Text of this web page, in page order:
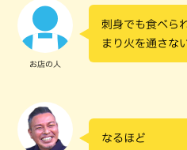
お店の人
刺身でも食べら
まり火を通さな
なるほど